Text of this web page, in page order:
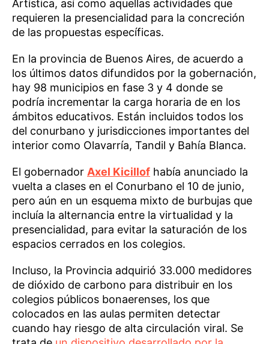
Artística, así como aquellas actividades que
requieren la presencialidad para la concreción
de las propuestas específicas.
En la provincia de Buenos Aires, de acuerdo a
los últimos datos difundidos por la gobernación,
hay 98 municipios en fase 3 y 4 donde se
podría incrementar la carga horaria de en los
ámbitos educativos. Están incluidos todos los
del conurbano y jurisdicciones importantes del
interior como Olavarría, Tandil y Bahía Blanca.
El gobernador Axel Kicillof había anunciado la
vuelta a clases en el Conurbano el 10 de junio,
pero aún en un esquema mixto de burbujas que
incluía la alternancia entre la virtualidad y la
presencialidad, para evitar la saturación de los
espacios cerrados en los colegios.
Incluso, la Provincia adquirió 33.000 medidores
de dióxido de carbono para distribuir en los
colegios públicos bonaerenses, los que
colocados en las aulas permiten detectar
cuando hay riesgo de alta circulación viral. Se